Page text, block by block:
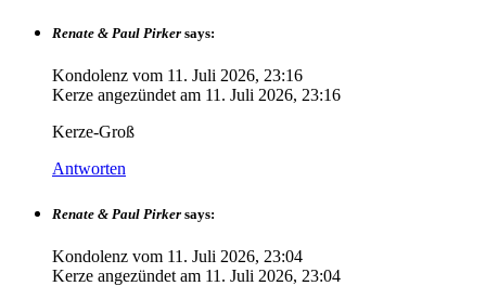
Renate & Paul Pirker says:
Kondolenz vom 11. Juli 2026, 23:16
Kerze angezündet am 11. Juli 2026, 23:16
Kerze-Groß
Antworten
Renate & Paul Pirker says:
Kondolenz vom 11. Juli 2026, 23:04
Kerze angezündet am 11. Juli 2026, 23:04